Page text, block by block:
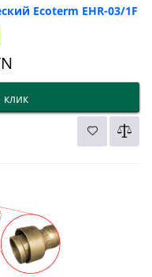
Ecoterm EHR-03/1F
клик